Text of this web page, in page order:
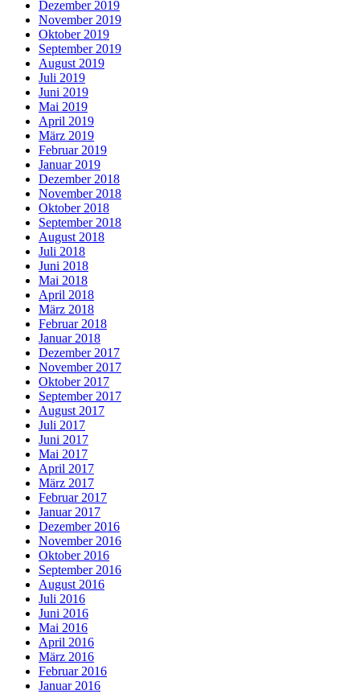
Dezember 2019
November 2019
Oktober 2019
September 2019
August 2019
Juli 2019
Juni 2019
Mai 2019
April 2019
März 2019
Februar 2019
Januar 2019
Dezember 2018
November 2018
Oktober 2018
September 2018
August 2018
Juli 2018
Juni 2018
Mai 2018
April 2018
März 2018
Februar 2018
Januar 2018
Dezember 2017
November 2017
Oktober 2017
September 2017
August 2017
Juli 2017
Juni 2017
Mai 2017
April 2017
März 2017
Februar 2017
Januar 2017
Dezember 2016
November 2016
Oktober 2016
September 2016
August 2016
Juli 2016
Juni 2016
Mai 2016
April 2016
März 2016
Februar 2016
Januar 2016